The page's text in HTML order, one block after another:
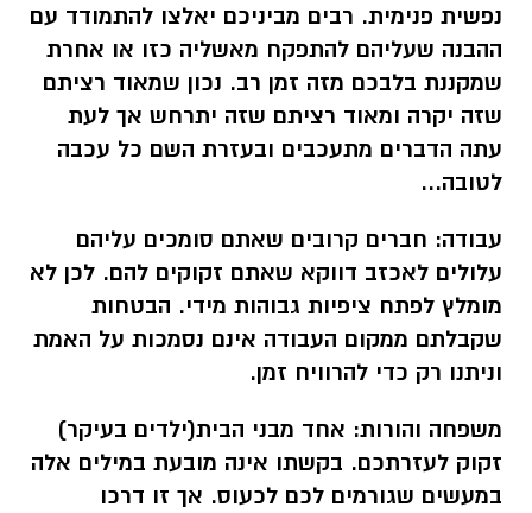
נפשית פנימית. רבים מביניכם יאלצו להתמודד עם
ההבנה שעליהם להתפקח מאשליה כזו או אחרת
שמקננת בלבכם מזה זמן רב. נכון שמאוד רציתם
שזה יקרה ומאוד רציתם שזה יתרחש אך לעת
עתה הדברים מתעכבים ובעזרת השם כל עכבה
לטובה...
עבודה: חברים קרובים שאתם סומכים עליהם
עלולים לאכזב דווקא שאתם זקוקים להם. לכן לא
מומלץ לפתח ציפיות גבוהות מידי. הבטחות
שקבלתם ממקום העבודה אינם נסמכות על האמת
וניתנו רק כדי להרוויח זמן.
משפחה והורות: אחד מבני הבית(ילדים בעיקר)
זקוק לעזרתכם. בקשתו אינה מובעת במילים אלה
במעשים שגורמים לכם לכעוס. אך זו דרכו